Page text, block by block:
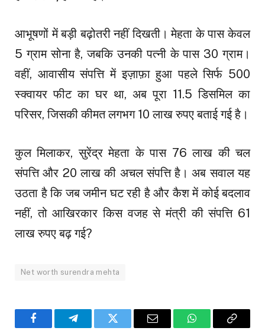
आभूषणों में बड़ी बढ़ोतरी नहीं दिखती। मेहता के पास केवल
5 ग्राम सोना है, जबकि उनकी पत्नी के पास 30 ग्राम।
वहीं, आवासीय संपत्ति में इज़ाफ़ा हुआ पहले सिर्फ 500
स्क्वायर फीट का घर था, अब पूरा 11.5 डिसमिल का
परिसर, जिसकी कीमत लगभग 10 लाख रुपए बताई गई है।
कुल मिलाकर, सुरेंद्र मेहता के पास 76 लाख की चल
संपत्ति और 20 लाख की अचल संपत्ति है। अब सवाल यह
उठता है कि जब जमीन घट रही है और कैश में कोई बदलाव
नहीं, तो आखिरकार किस वजह से मंत्री की संपत्ति 61
लाख रुपए बढ़ गई?
Net worth surendra mehta
FacebookTelegramTwitter Email WhatsAppCopy